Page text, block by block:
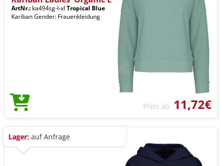
ArtNr.: ka494sg-l-xl Tropical Blue
Kariban Gender: Frauenkleidung
Preis ab 11,72€
Lager: auf Anfrage